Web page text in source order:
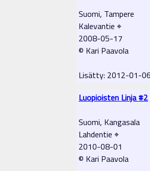
Suomi, Tampere
Kalevantie ⌖
2008-05-17
© Kari Paavola
Lisätty: 2012-01-
Luopioisten Linja #2
Suomi, Kangasala
Lahdentie ⌖
2010-08-01
© Kari Paavola